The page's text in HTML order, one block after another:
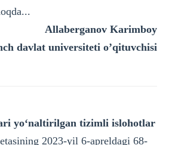
Allaberganov Karimboy
davlat universiteti o’qituvchisi
yoʻnaltirilgan tizimli islohotlar
2023-yil 6-apreldagi 68-